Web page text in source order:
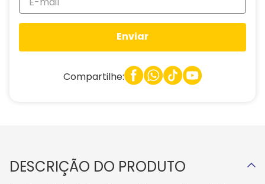
Enviar
Compartilhe:
DESCRIÇÃO DO PRODUTO